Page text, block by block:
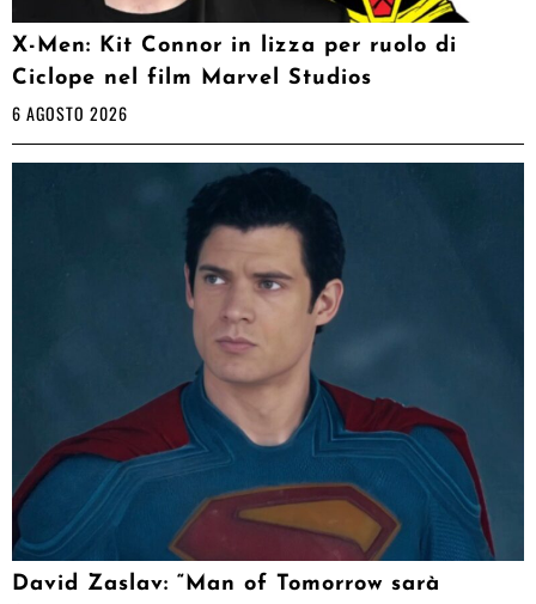
X-Men: Kit Connor in lizza per ruolo di
Ciclope nel film Marvel Studios
6 AGOSTO 2026
David Zaslav: “Man of Tomorrow sarà